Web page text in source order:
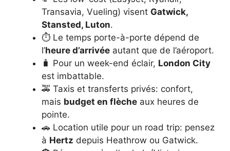
Transavia, Vueling) visent Gatwick,
Stansted, Luton.
⏱️ Le temps porte-à-porte dépend de
l’heure d’arrivée autant que de l’aéroport.
🧳 Pour un week-end éclair, London City
est imbattable.
🚕 Taxis et transferts privés: confort,
mais budget en flèche aux heures de
pointe.
🚗 Location utile pour un road trip: pensez
à Hertz depuis Heathrow ou Gatwick.